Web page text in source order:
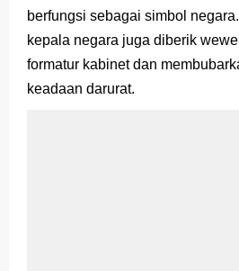
berfungsi sebagai simbol
kepala negara juga diberik
formatur kabinet dan
keadaan darurat.